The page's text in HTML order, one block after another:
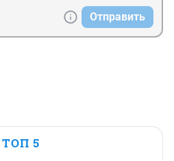
Отправить
ТОП 5